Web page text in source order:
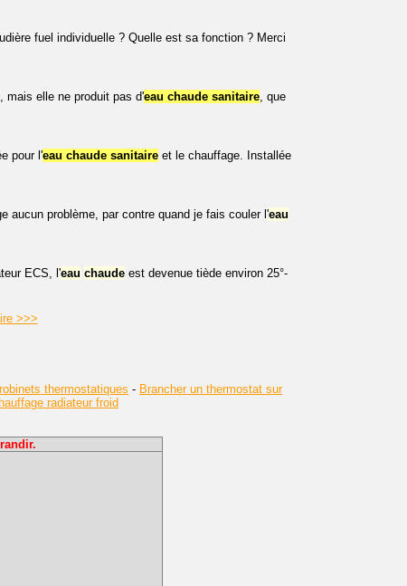
fuel individuelle ? Quelle est sa fonction ? Merci
mais elle ne produit pas d'eau chaude sanitaire, que
pour l'eau chaude sanitaire et le chauffage. Installée
aucun problème, par contre quand je fais couler l'eau
ECS, l'eau chaude est devenue tiède environ 25°-
>>>
thermostatiques - Brancher un thermostat sur
radiateur froid